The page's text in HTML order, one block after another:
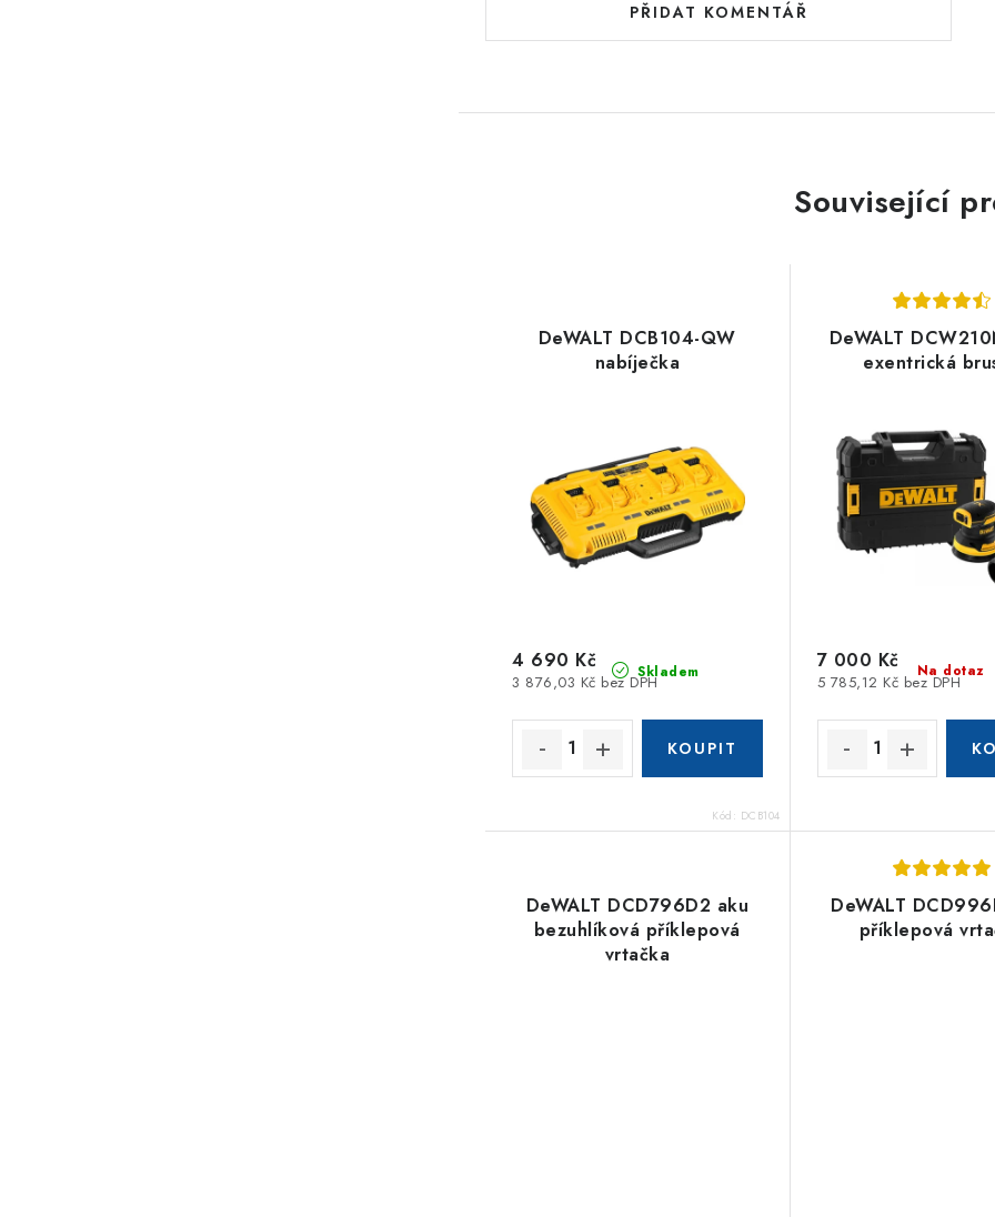
PŘIDAT KOMENTÁŘ
Související
DeWALT DCB104-QW
nabíječka
Skladem
3 876,03 Kč bez DPH
4 690 Kč
Kód: DCB104
DeWALT
exentrická
Na dotaz
5 785,12 Kč bez DPH
7 000 Kč
DeWALT DCD796D2 aku
bezuhlíková příklepová
vrtačka
DeWALT
příklepová